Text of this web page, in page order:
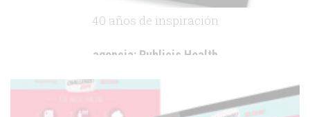
40 años de inspiración
agencia:Publicis Health
.